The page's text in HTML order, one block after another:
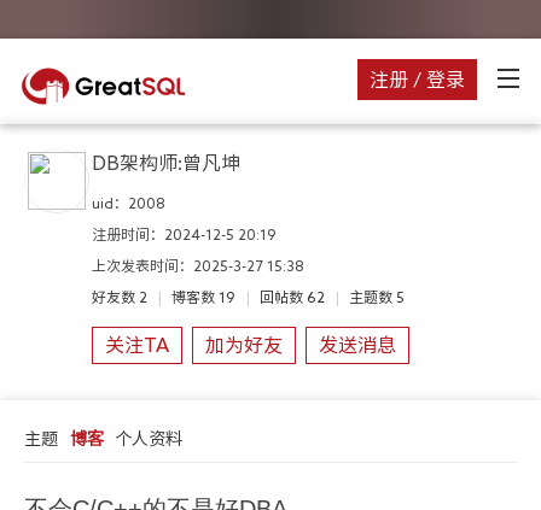
注册 / 登录
DB架构师:曾凡坤
uid： 2008
注册时间： 2024-12-5 20:19
上次发表时间： 2025-3-27 15:38
好友数 2 | 博客数 19 | 回帖数 62 | 主题数 5
关注TA 加为好友 发送消息
主题 博客 个人资料